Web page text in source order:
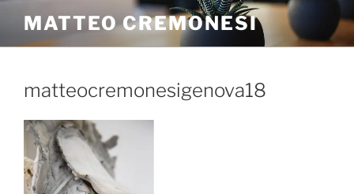
MATTEO CREMONESI
matteocremonesigenova18